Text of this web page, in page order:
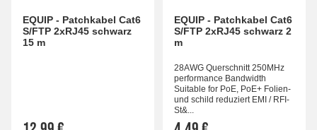
EQUIP - Patchkabel Cat6
S/FTP 2xRJ45 schwarz
15 m
EQUIP - Patchkabel Cat6
S/FTP 2xRJ45 schwarz 2
m
28AWG Querschnitt 250MHz
performance Bandwidth
Suitable for PoE, PoE+ Folien-
und schild reduziert EMI / RFI-
St&...